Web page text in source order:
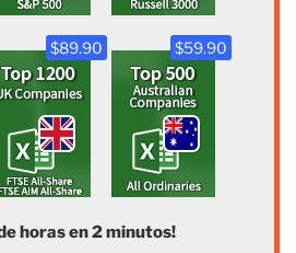
$89.90 $59.90
horas en 2 minutos!